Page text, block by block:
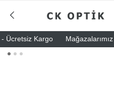
Kargo Mağazalarımız